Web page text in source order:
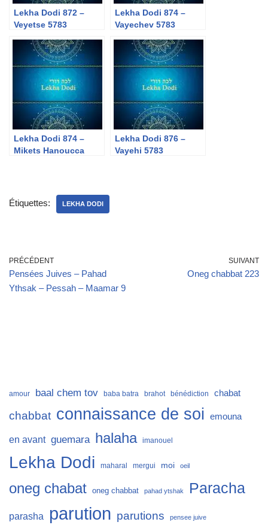
Lekha Dodi 872 –
Veyetse 5783
Lekha Dodi 874 –
Vayechev 5783
Lekha Dodi 874 –
Mikets Hanoucca
Lekha Dodi 876 –
Vayehi 5783
Étiquettes: LEKHA DODI
PRÉCÉDENT
Pensées Juives – Pahad
Ythsak – Pessah – Maamar 9
SUIVANT
Oneg chabbat 223
amour baal chem tov baba batra brahot bénédiction chabat
chabbat connaissance de soi emouna
en avant guemara halaha imanouel
Lekha Dodi maharal mergui moi oeil
oneg chabat oneg chabbat pahad ytshak Paracha
parasha parution parutions pensee juive